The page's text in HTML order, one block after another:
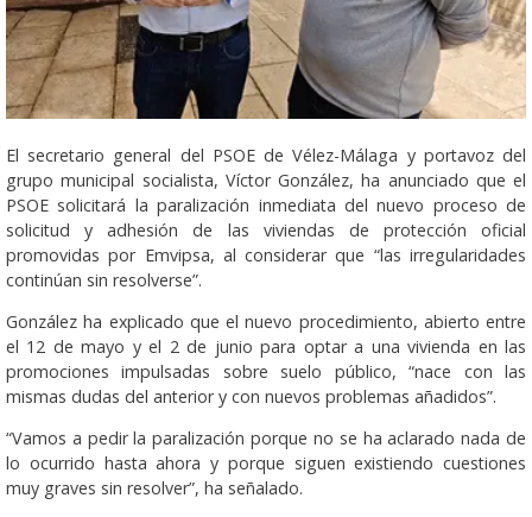
El secretario general del PSOE de Vélez-Málaga y portavoz del
grupo municipal socialista, Víctor González, ha anunciado que el
PSOE solicitará la paralización inmediata del nuevo proceso de
solicitud y adhesión de las viviendas de protección oficial
promovidas por Emvipsa, al considerar que “las irregularidades
continúan sin resolverse”.
González ha explicado que el nuevo procedimiento, abierto entre
el 12 de mayo y el 2 de junio para optar a una vivienda en las
promociones impulsadas sobre suelo público, “nace con las
mismas dudas del anterior y con nuevos problemas añadidos”.
“Vamos a pedir la paralización porque no se ha aclarado nada de
lo ocurrido hasta ahora y porque siguen existiendo cuestiones
muy graves sin resolver”, ha señalado.